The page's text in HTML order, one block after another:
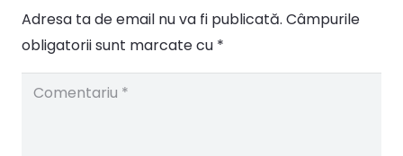
Adresa ta de email nu va fi publicată. Câmpurile
obligatorii sunt marcate cu *